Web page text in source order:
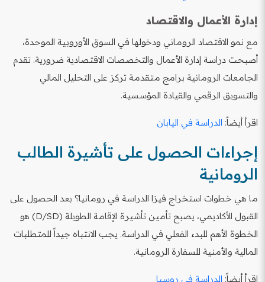
إدارة الأعمال والاقتصاد
مع نمو الاقتصاد الروماني ودخولها في السوق الأوروبية الموحدة،
أصبحت دراسة إدارة الأعمال والتخصصات الاقتصادية ضرورية. تقدم
الجامعات الرومانية برامج متقدمة تركز على التحليل المالي
والتسويق الرقمي والقيادة المؤسسية.
اقرأ أيضاً: الدراسة في اليابان
إجراءات الحصول على تأشيرة الطالب
الرومانية
ما هي خطوات استخراج فيزا الدراسة في رومانيا؟ بعد الحصول على
القبول الأكاديمي، يصبح تأمين تأشيرة الإقامة الطويلة (D/SD) هو
الخطوة الأهم للبدء الفعلي في الدراسة. يجب الانتباه جيداً للمتطلبات
المالية والأمنية للسفارة الرومانية.
اقرأ أيضاً: الدراسة في روسيا